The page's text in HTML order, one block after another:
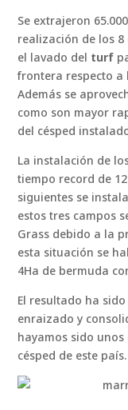
Se extrajeron
realización de los 8
el lavado del turf
frontera respecto a
Además se
como son mayor
del césped
La instalación de
tiempo record de
siguientes se
estos tres campos
Grass debido a la
esta situación se
4Ha de bermuda
El resultado ha
enraizado y
hayamos sido
césped de este país.